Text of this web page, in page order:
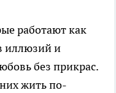
работают как
иллюзий и
без прикрас.
жить по-